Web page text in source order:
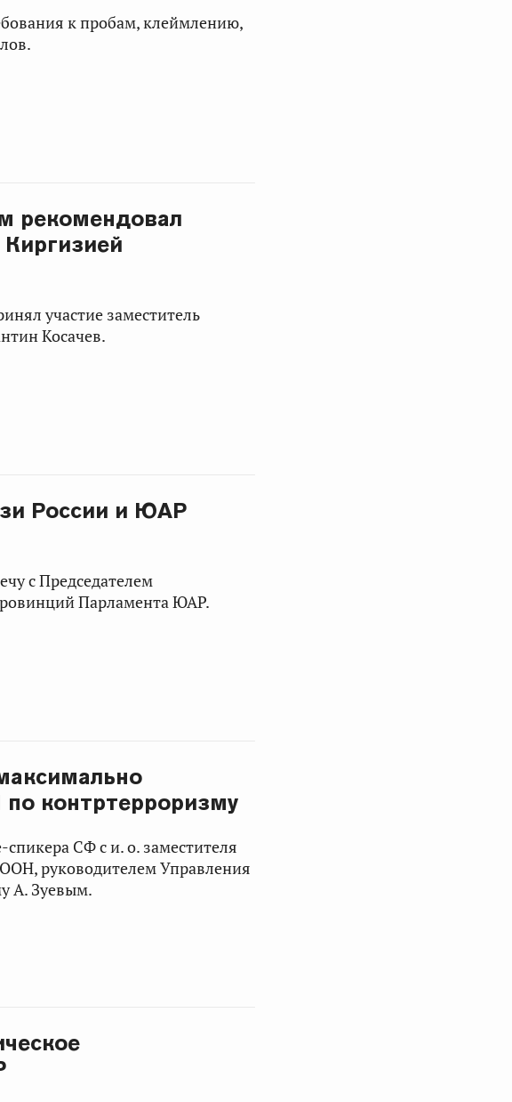
к пробам, клеймлению,
рекомендовал
участие заместитель
Косачев.
России и ЮАР
c Председателем
Парламента ЮАР.
контртерроризму
спикера СФ с и. о. заместителя
ООН, руководителем Управления
А. Зуевым.